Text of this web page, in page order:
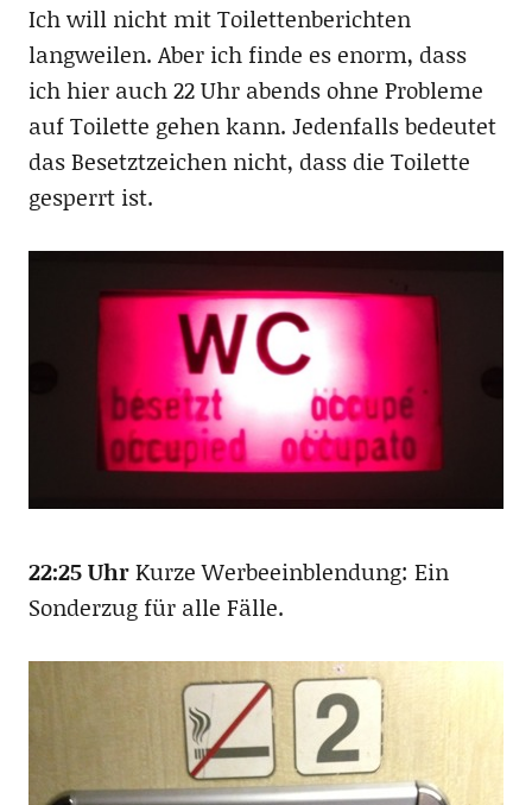
Ich will nicht mit Toilettenberichten
langweilen. Aber ich finde es enorm, dass
ich hier auch 22 Uhr abends ohne Probleme
auf Toilette gehen kann. Jedenfalls bedeutet
das Besetztzeichen nicht, dass die Toilette
gesperrt ist.
22:25 UhrKurze Werbeeinblendung: Ein
Sonderzug für alle Fälle.